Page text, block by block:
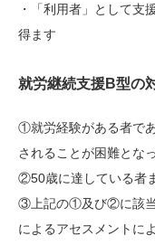
・「利用者」として支
得ます
就労継続支援B型の
①就労経験がある者で
されることが困難とな
②50歳に達している者
③上記の①及び②に該当
によるアセスメントに